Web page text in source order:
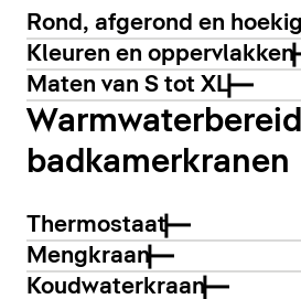
Rond, afgerond en hoekig
Kleuren en oppervlakken
Maten van S tot XL
badkamerkranen
Thermostaat
Mengkraan
Koudwaterkraan